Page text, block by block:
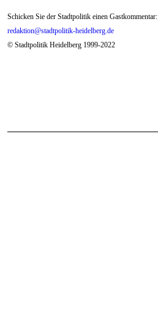
Schicken Sie der Stadtpolitik einen Gastkommentar:
redaktion@stadtpolitik-heidelberg.de
© Stadtpolitik Heidelberg 1999-2022